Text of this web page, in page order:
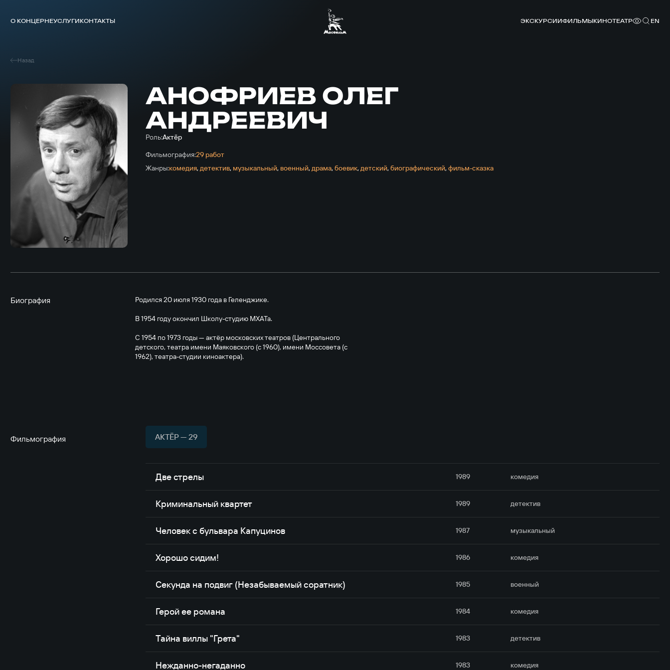
О КОНЦЕРНЕУСЛУГИКОНТАКТЫ ЭКСКУРСИИФИЛЬМЫКИНОТЕАТР EN
Назад
АНОФРИЕВ ОЛЕГ
АНДРЕЕВИЧ
Роль:Актёр
Фильмография:29 работ
Жанры:комедия,детектив, музыкальный, военный,драма,боевик,детский,биографический,фильм-сказка
Биография Родился 20 июля 1930 года в Геленджике.
В 1954 году окончил Школу-студию МХАТа.
С 1954 по 1973 годы — актёр московских театров (Центрального
детского, театра имени Маяковского (с 1960), имени Моссовета (с
1962), театра-студии киноактера).
Фильмография АКТЁР — 29
Две стрелы 1989 комедия
Криминальный квартет 1989 детектив
Человек с бульвара Капуцинов 1987 музыкальный
Хорошо сидим! 1986 комедия
Секунда на подвиг (Незабываемый соратник) 1985 военный
Герой ее романа 1984 комедия
Тайна виллы "Грета" 1983 детектив
Нежданно-негаданно 1983 комедия